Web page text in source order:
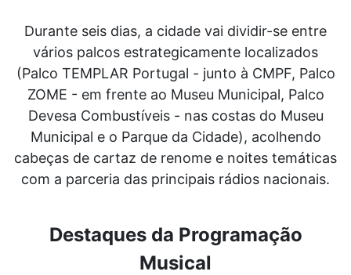
Durante seis dias, a cidade vai dividir-se entre
vários palcos estrategicamente localizados
(Palco TEMPLAR Portugal - junto à CMPF, Palco
ZOME - em frente ao Museu Municipal, Palco
Devesa Combustíveis - nas costas do Museu
Municipal e o Parque da Cidade), acolhendo
cabeças de cartaz de renome e noites temáticas
com a parceria das principais rádios nacionais.
Destaques da Programação
Musical